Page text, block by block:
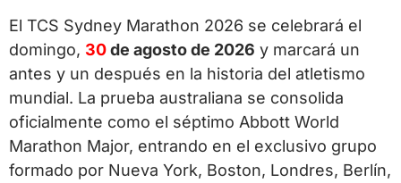
El TCS Sydney Marathon 2026 se celebrará el
domingo, 30de agosto de 2026 y marcará un
antes y un después en la historia del atletismo
mundial. La prueba australiana se consolida
oficialmente como el séptimo Abbott World
Marathon Major, entrando en el exclusivo grupo
formado por Nueva York, Boston, Londres, Berlín,